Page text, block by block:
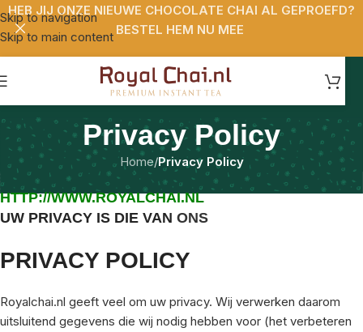
Skip to navigation
Skip to main content
HEB JIJ ONZE NIEUWE CHOCOLATE CHAI AL GEPROEFD?
BESTEL HEM NU MEE
Privacy Policy
Home/Privacy Policy
HTTP://WWW.ROYALCHAI.NL
UW PRIVACY IS DIE VAN ONS
PRIVACY POLICY
Royalchai.nl geeft veel om uw privacy. Wij verwerken daarom
uitsluitend gegevens die wij nodig hebben voor (het verbeteren